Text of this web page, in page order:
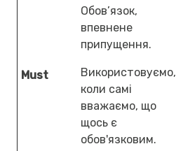
Must
Обов’язок,
впевнене
припущення.
Використовуємо,
коли самі
вважаємо, що
щось є
обов'язковим.